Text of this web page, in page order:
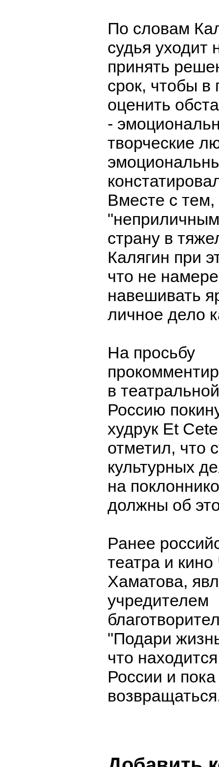
По словам
судья уходит
принять
срок, чтобы в
оценить
-
творческие
Вместе с
страну в
Калягин при
что не
навешивать
личное дело
На просьбу
в
Россию
худрук Et
отметил, что
культурных
на
должны об
Ранее
театра и
Хаматова,
учредителем
"Подари
что
России и